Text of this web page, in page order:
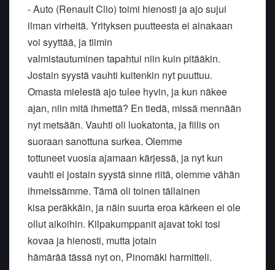
- Auto (Renault Clio) toimi hienosti ja ajo sujui
ilman virheitä. Yrityksen puutteesta ei ainakaan
voi syyttää, ja tiimin
valmistautuminen tapahtui niin kuin pitääkin.
Jostain syystä vauhti kuitenkin nyt puuttuu.
Omasta mielestä ajo tulee hyvin, ja kun näkee
ajan, niin mitä ihmettä? En tiedä, missä mennään
nyt metsään. Vauhti oli luokatonta, ja fiilis on
suoraan sanottuna surkea. Olemme
tottuneet vuosia ajamaan kärjessä, ja nyt kun
vauhti ei jostain syystä sinne riitä, olemme vähän
ihmeissämme. Tämä oli toinen tällainen
kisa peräkkäin, ja näin suurta eroa kärkeen ei ole
ollut aikoihin. Kilpakumppanit ajavat toki tosi
kovaa ja hienosti, mutta jotain
hämärää tässä nyt on, Pinomäki harmitteli.